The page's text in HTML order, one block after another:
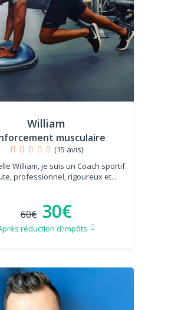
William
musculaire
(15 avis)
William, je suis un Coach sportif
professionnel, rigoureux et...
60€ 30€
réduction d'impôts